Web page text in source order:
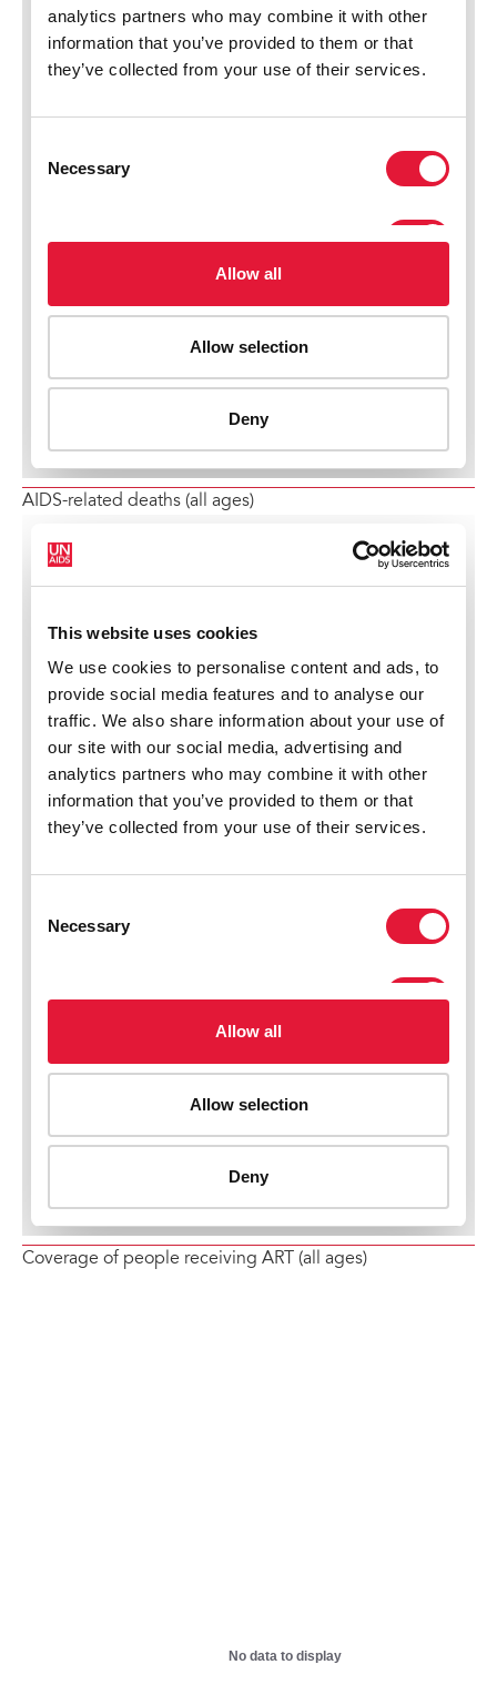
AIDS-related deaths (all ages)
Coverage of people receiving ART (all ages)